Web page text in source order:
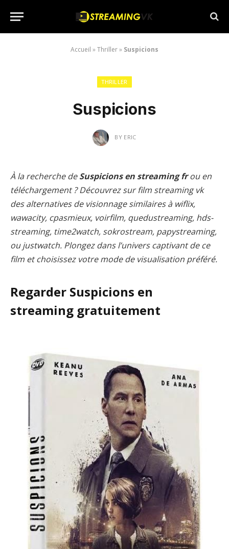
Accueil »Thriller» Suspicions
THRILLER
Suspicions
BY ERIC
À la recherche deSuspicions en streaming frou en
téléchargement ? Découvrez sur film streaming vk
des alternatives de visionnage similaires à wiflix,
wawacity, cpasmieux, voirfilm, quedustreaming, hds-
streaming, time2watch, sokrostream, papystreaming,
ou justwatch. Plongez dans l’univers captivant de ce
film et choisissez votre mode de visualisation préféré.
Regarder Suspicions en
streaming gratuitement